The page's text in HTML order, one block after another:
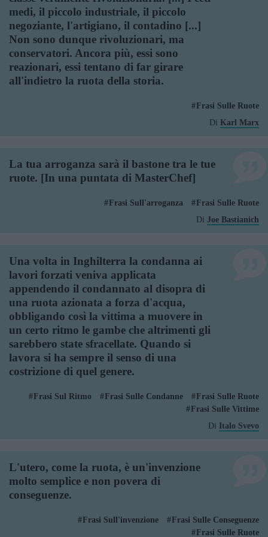
medi, il piccolo industriale, il piccolo
negoziante, l'artigiano, il contadino [...]
Non sono dunque rivoluzionari, ma
conservatori. Ancora più, essi sono
reazionari, essi tentano di far girare
all'indietro la ruota della storia.
Frasi Sulle Ruote
Di Karl Marx
La tua arroganza sarà il bastone tra le tue
ruote. [In una puntata di MasterChef]
Frasi Sull'arroganza
Frasi Sulle Ruote
Di Joe Bastianich
Una volta in Inghilterra la condanna ai
lavori forzati veniva applicata
appendendo il condannato al disopra di
una ruota azionata a forza d'acqua,
obbligando così la vittima a muovere in
un certo ritmo le gambe che altrimenti gli
sarebbero state sfracellate. Quando si
lavora si ha sempre il senso di una
costrizione di quel genere.
Frasi Sul Ritmo Frasi Sulle Condanne
Frasi Sulle Ruote
Frasi Sulle Vittime
Di Italo Svevo
L'utero, come la ruota, è un'invenzione
molto semplice e non povera di
conseguenze.
Frasi Sull'invenzione
Frasi Sulle Conseguenze
Frasi Sulle Ruote